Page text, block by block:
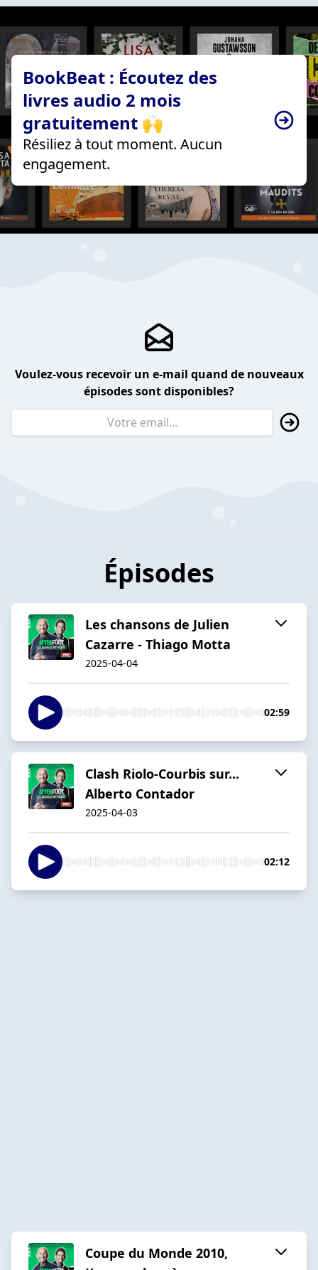
BookBeat : Écoutez des
livres audio 2 mois
gratuitement 🙌
Résiliez à tout moment. Aucun
engagement.
Voulez-vous recevoir un e-mail quand de nouveaux
épisodes sont disponibles?
Épisodes
Les chansons de Julien
Cazarre - Thiago Motta
2025-04-04
02:59
Clash Riolo-Courbis sur...
Alberto Contador
2025-04-03
02:12
Coupe du Monde 2010,